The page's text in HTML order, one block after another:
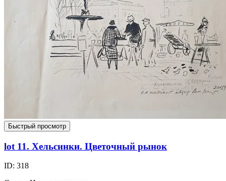
Быстрый просмотр
lot 11. Хельсинки. Цветочный рынок
ID: 318